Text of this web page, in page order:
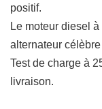
positif.
Le moteur diesel
alternateur
Test de charge à
livraison.